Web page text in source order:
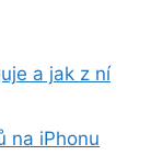
a jak z ní
na iPhonu